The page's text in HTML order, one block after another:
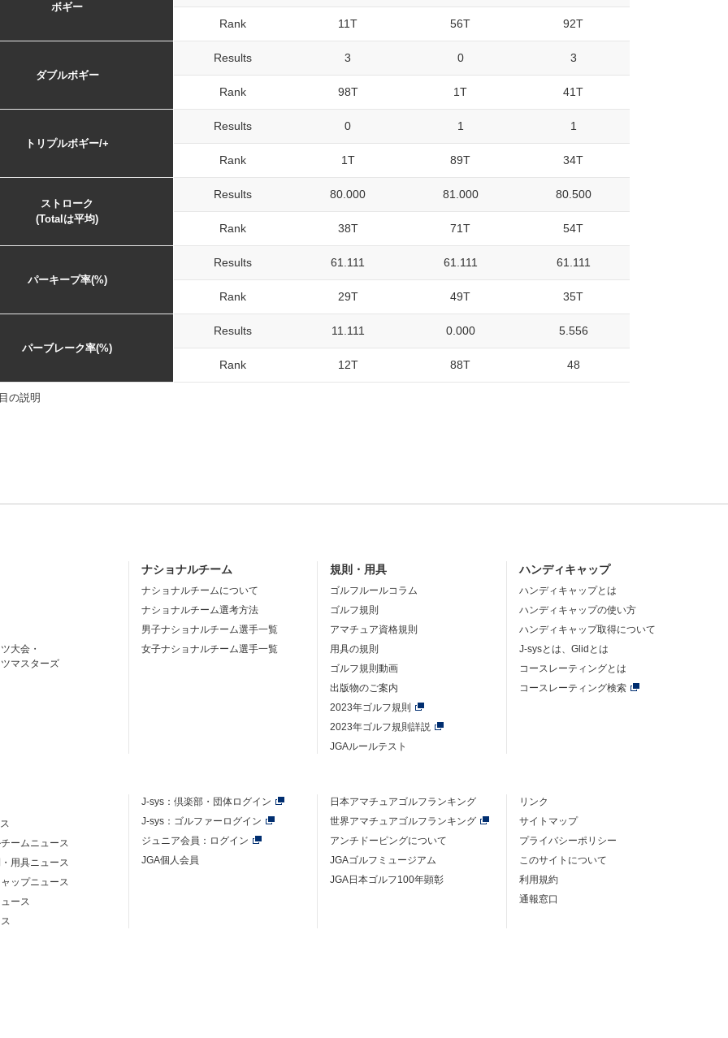
ボギー
Rank 11T 56T 92T
ダブルボギー
Results 3 0 3
Rank 98T 1T 41T
トリプルボギー/+
Results 0 1 1
Rank 1T 89T 34T
ストローク
(Totalは平均)
Results 80.000 81.000 80.500
Rank 38T 71T 54T
パーキープ率(%)
Results 61.111 61.111 61.111
Rank 29T 49T 35T
パーブレーク率(%)
Results 11.111 0.000 5.556
Rank 12T 88T 48
の説明
大会・
マスターズ
ナショナルチーム
ナショナルチームについて
ナショナルチーム選考方法
男子ナショナルチーム選手一覧
女子ナショナルチーム選手一覧
規則・用具
ゴルフルールコラム
ゴルフ規則
アマチュア資格規則
用具の規則
ゴルフ規則動画
出版物のご案内
2023年ゴルフ規則
2023年ゴルフ規則詳説
JGAルールテスト
ハンディキャップ
ハンディキャップとは
ハンディキャップの使い方
ハンディキャップ取得について
J-sysとは、Glidとは
コースレーティングとは
コースレーティング検索
ームニュース
用具ニュース
ップニュース
ース
J-sys： 倶楽部・団体ログイン
J-sys：ゴルファーログイン
ジュニア会員：ログイン
JGA個人会員
日本アマチュアゴルフランキング
世界アマチュアゴルフランキング
アンチドーピングについて
JGAゴルフミュージアム
JGA日本ゴルフ100年顕彰
リンク
サイトマップ
プライバシーポリシー
このサイトについて
利用規約
通報窓口